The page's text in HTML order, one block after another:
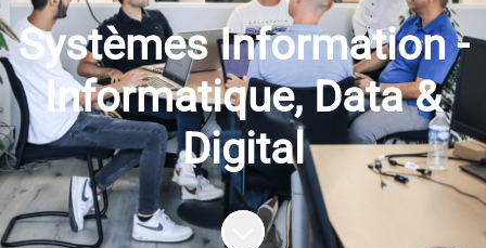
Systèmes Information -
Informatique, Data &
Digital
Faire défiler jusqu'au contenu